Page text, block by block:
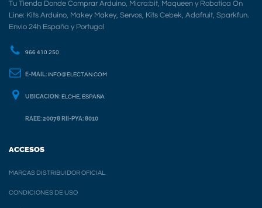
Tu Tienda Donde Comprar Arduino, Micro:bit, Maqueen y Robotica On
Line: Kits Arduino, Makey Makey, Servos, Kits Cebek, Adafruit, Sparkfun.
Envio 24h España y Portugal
966 410 250
E-MAIL: INFO@ELECTAN.COM
UBICACION: ELCHE, ESPAÑA
RAEE: 20078 RII-PYA: 8010
ACCESOS
MARCAS DISTRIBUIDOR OFICIAL
CONDICIONES DE USO